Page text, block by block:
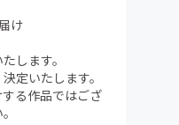
け
します。
定いたします。
る作品ではござ